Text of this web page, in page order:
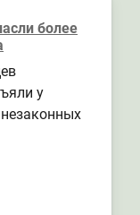
более
у